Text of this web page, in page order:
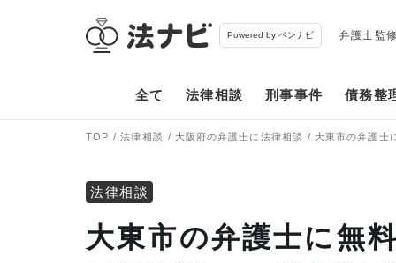
Powered by ベンナビ 弁護士監
全て 法律相談 刑事事件 債務整
TOP 法律相談 大阪府の弁護士に法律相談 大東市の弁護士
法律相談
大東市の弁護士に無